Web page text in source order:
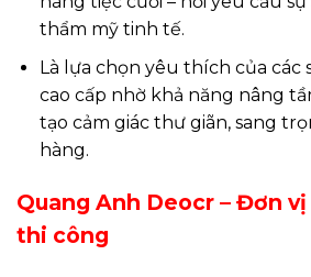
thẩm mỹ tinh tế.
Là lựa chọn yêu thích của các
cao cấp nhờ khả năng nâng
tạo cảm giác thư giãn, sang
hàng.
Quang Anh Deocr – Đơn
thi công